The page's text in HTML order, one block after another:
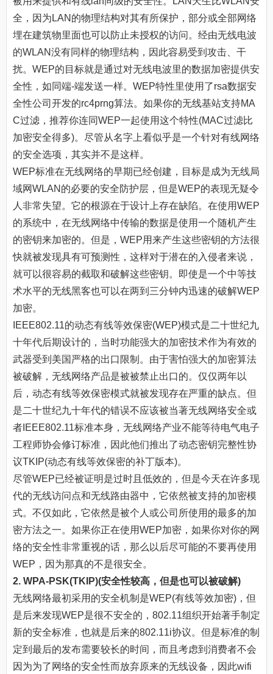
全，因为LAN的物理结构对其有所保护，部分或全部网络
埋在建筑物里面也可以防止未授权的访问。经由无线电波
的WLAN没有同样的物理结构，因此容易受到攻击、干
扰。WEP的目标就是通过对无线电波里的数据加密提供安
全性，如同端-端发送一样。WEP特性里使用了rsa数据安
全性公司开发的rc4prng算法。如果你的无线基站支持MA
C过滤，推荐你连同WEP一起使用这个特性(MAC过滤比
加密安全得多)。尽管从名字上看似乎是一个针对有线网络
的安全选项，其实并不是这样。
WEP标准在无线网络的早期已经创建，目标是成为无线局
域网WLAN的必要的安全防护层，但是WEP的表现无疑令
人非常失望。它的根源在于设计上存在缺陷。在使用WEP
的系统中，在无线网络中传输的数据是使用一个随机产生
的密钥来加密的。但是，WEP用来产生这些密钥的方法很
快就被发现具有可预测性，这样对于潜在的入侵者来说，
就可以很容易的截取和破解这些密钥。即使是一个中等技
术水平的无线黑客也可以在两到三分钟内迅速的破解WEP
加密。
IEEE802.11的动态有线等效保密(WEP)模式是二十世纪九
十年代后期设计的，当时功能强大的加密技术作为有效的
武器受到美国严格的出口限制。由于害怕强大的加密算法
被破解，无线网络产品是被被禁止出口的。仅仅两年以
后，动态有线等效保密模式就被发现存在严重的缺点。但
是二十世纪九十年代的错误不应该被当著无线网络安全或
者IEEE802.11标准本身，无线网络产业不能等待电气电子
工程师协会修订标准，因此他们推出了动态密钥完整性协
议TKIP(动态有线等效保密的补丁版本)。
尽管WEP已经被证明是过时且低效的，但是今天在许多现
代的无线访问点和无线路由器中，它依然被支持的加密模
式。不仅如此，它依然是被个人或公司所使用的最多的加
密方法之一。如果你正在使用WEP加密，如果你对你的网
络的安全性非常重视的话，那么以后尽可能的不要再使用
WEP，因为那真的不是很安全。
2. WPA-PSK(TKIP)(安全性较高，但是也可以被破解)
无线网络最初采用的安全机制是WEP(有线等效加密)，但
是后来发现WEP是很不安全的，802.11组织开始著手制定
新的安全标准，也就是后来的802.11i协议。但是标准的制
定到最后的发布需要较长的时间，而且考虑到消费者不会
因为为了网络的安全性而放弃原来的无线设备，因此wifi